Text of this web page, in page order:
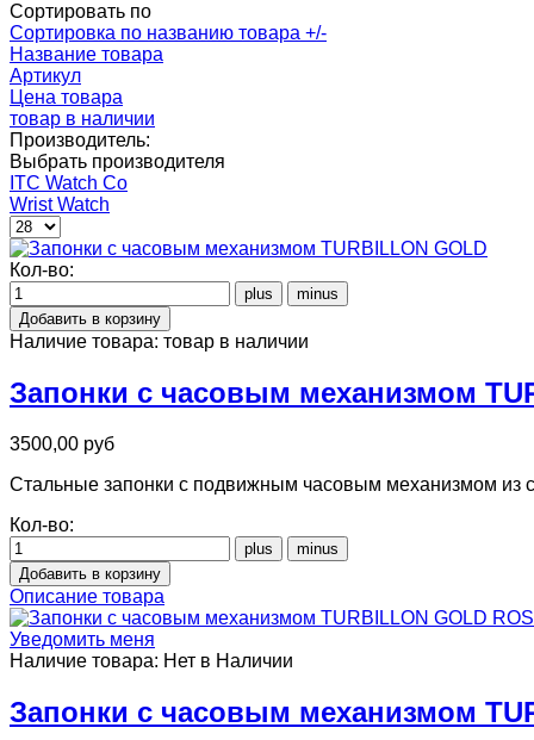
Сортировать по
Сортировка по названию товара +/-
Название товара
Артикул
Цена товара
товар в наличии
Производитель:
Выбрать производителя
ITC Watch Co
Wrist Watch
Кол-во:
Наличие товара: товар в наличии
Запонки с часовым механизмом
3500,00 руб
Стальные запонки с подвижным часовым механизмом из
Кол-во:
Описание товара
Уведомить меня
Наличие товара: Нет в Наличии
Запонки с часовым механизмом